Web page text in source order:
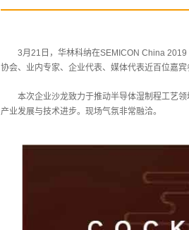
3月21日，华林科纳在SEMICON China
协会、业内专家、企业代表、媒体代表近百位嘉宾
本次企业沙龙致力于推动半导体湿制程工艺
产业发展与技术进步。现场气氛非常融洽。